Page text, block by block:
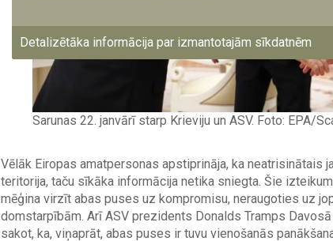
Sarunas 22. janvārī starp Krieviju un ASV. Foto: EPA/
Vēlāk Eiropas amatpersonas apstiprināja, ka neatrisinātais
teritorija, taču sīkāka informācija netika sniegta. Šie
mēģina virzīt abas puses uz kompromisu, neraugoties uz
domstarpībām. Arī ASV prezidents Donalds Tramps
sakot, ka, viņaprāt, abas puses ir tuvu vienošanās
Detalizētāka informācija par izmantotajām sīkdatnēm